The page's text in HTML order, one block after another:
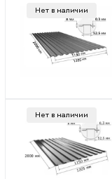
Нет в наличии
Нет в наличии